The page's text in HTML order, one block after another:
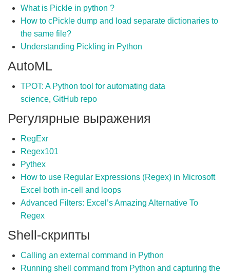
What is Pickle in python ?
How to cPickle dump and load separate dictionaries to
the same file?
Understanding Pickling in Python
AutoML
TPOT: A Python tool for automating data
science, GitHub repo
Регулярные выражения
RegExr
Regex101
Pythex
How to use Regular Expressions (Regex) in Microsoft
Excel both in-cell and loops
Advanced Filters: Excel’s Amazing Alternative To
Regex
Shell-скрипты
Calling an external command in Python
Running shell command from Python and capturing the